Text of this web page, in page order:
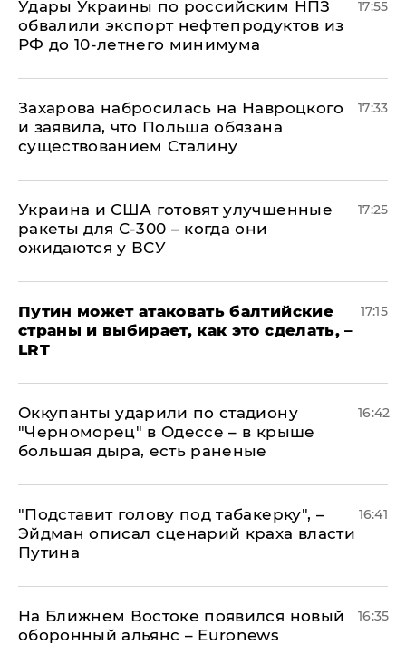
Удары Украины по российским НПЗ
обвалили экспорт нефтепродуктов из
РФ до 10-летнего минимума
17:55
​Захарова набросилась на Навроцкого
и заявила, что Польша обязана
существованием Сталину
17:33
Украина и США готовят улучшенные
ракеты для С-300 – когда они
ожидаются у ВСУ
17:25
Путин может атаковать балтийские
страны и выбирает, как это сделать, –
LRT
17:15
Оккупанты ударили по стадиону
"Черноморец" в Одессе – в крыше
большая дыра, есть раненые
16:42
​"Подставит голову под табакерку", –
Эйдман описал сценарий краха власти
Путина
16:41
На Ближнем Востоке появился новый
оборонный альянс – Euronews
16:35